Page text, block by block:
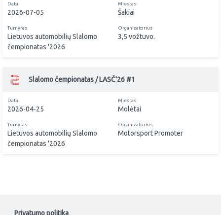
Data
2026-07-05
Miestas
Šakiai
Turnyras
Lietuvos automobilių Slalomo
čempionatas '2026
Organizatorius
3,5 vožtuvo.
Slalomo čempionatas / LASČ'26 #1
Data
2026-04-25
Miestas
Molėtai
Turnyras
Lietuvos automobilių Slalomo
čempionatas '2026
Organizatorius
Motorsport Promoter
Privatumo politika